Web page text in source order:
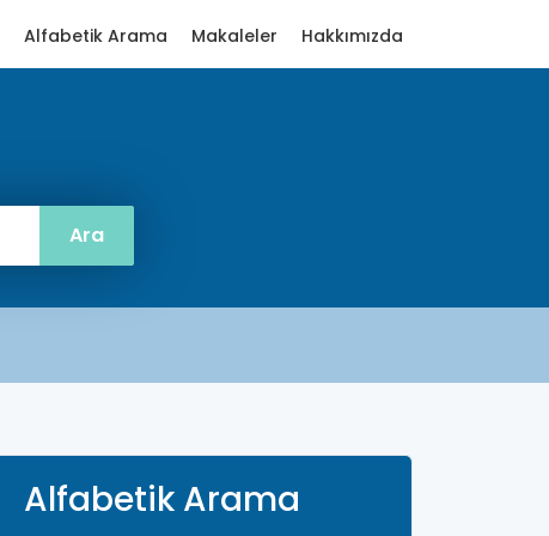
Alfabetik Arama Makaleler Hakkımızda
Alfabetik Arama